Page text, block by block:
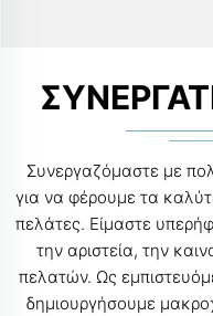
Συνεργαζόμαστε με
για να φέρουμε τα
πελάτες. Είμαστε
την αριστεία, την
πελατών. Ως
δημιουργήσουμε